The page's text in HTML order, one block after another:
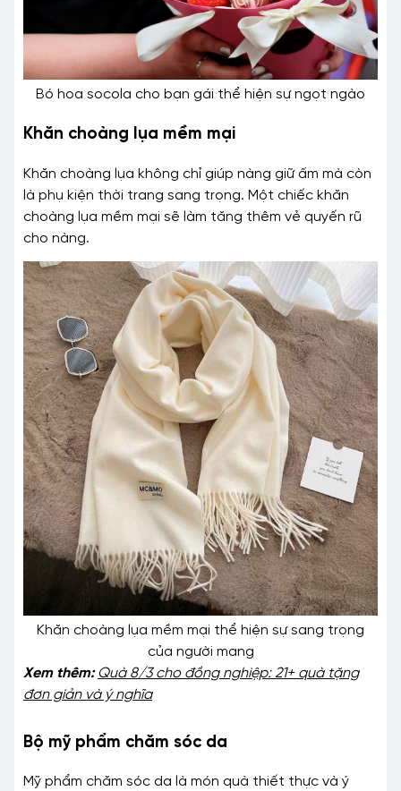
Bó hoa socola cho bạn gái thể hiện sự ngọt ngào
Khăn choàng lụa mềm mại
Khăn choàng lụa không chỉ giúp nàng giữ ấm mà còn
là phụ kiện thời trang sang trọng. Một chiếc khăn
choàng lụa mềm mại sẽ làm tăng thêm vẻ quyến rũ
cho nàng.
Khăn choàng lụa mềm mại thể hiện sự sang trọng
của người mang
Xem thêm: Quà 8/3 cho đồng nghiệp: 21+ quà tặng
đơn giản và ý nghĩa
Bộ mỹ phẩm chăm sóc da
Mỹ phẩm chăm sóc da là món quà thiết thực và ý